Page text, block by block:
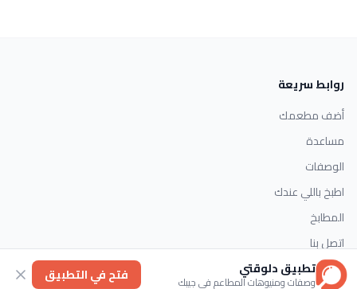
روابط سريعة
أضف مطعمك
مساعدة
الوصفات
اطبخ باللي عندك
المطابخ
اتصل بنا
التصنيفات
تطبيق دلوقتي
وصفات ومنيوهات المطاعم في جيبك فتح في التطبيق